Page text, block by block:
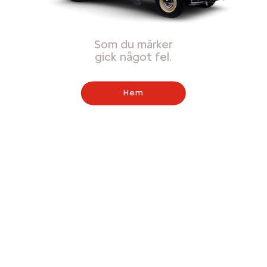
Som du märker
gick något fel.
Hem